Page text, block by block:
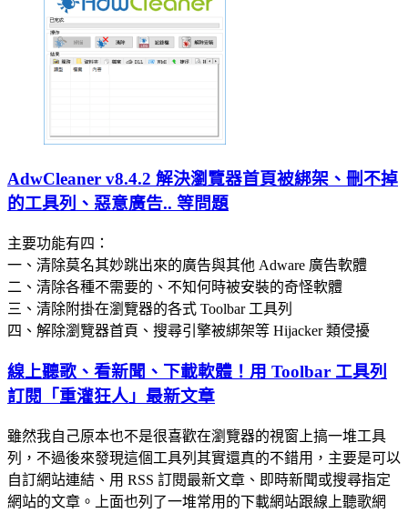
AdwCleaner v8.4.2 解決瀏覽器首頁被綁架、刪不掉
的工具列、惡意廣告.. 等問題
主要功能有四：
一、清除莫名其妙跳出來的廣告與其他 Adware 廣告軟體
二、清除各種不需要的、不知何時被安裝的奇怪軟體
三、清除附掛在瀏覽器的各式 Toolbar 工具列
四、解除瀏覽器首頁、搜尋引擎被綁架等 Hijacker 類侵擾
線上聽歌、看新聞、下載軟體！用 Toolbar 工具列
訂閱「重灌狂人」最新文章
雖然我自己原本也不是很喜歡在瀏覽器的視窗上搞一堆工具
列，不過後來發現這個工具列其實還真的不錯用，主要是可以
自訂網站連結、用 RSS 訂閱最新文章、即時新聞或搜尋指定
網站的文章。上面也列了一堆常用的下載網站跟線上聽歌網